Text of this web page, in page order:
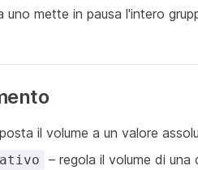
uno mette in pausa l'intero
il volume a un valore
– regola il volume di